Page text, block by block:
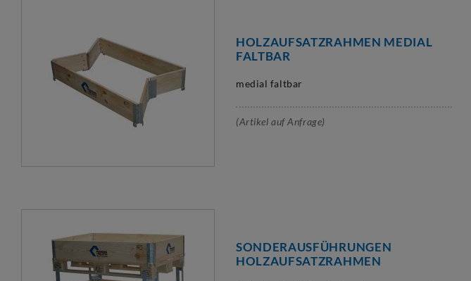
HOLZAUFSATZRAHMEN MEDIAL
FALTBAR
medial faltbar
(Artikel auf Anfrage)
SONDERAUSFÜHRUNGEN
HOLZAUFSATZRAHMEN